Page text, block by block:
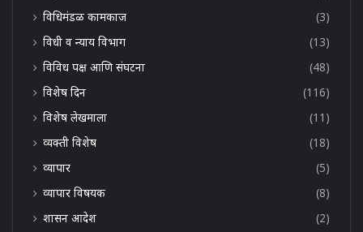
विधिमंडळ कामकाज
(3)
विधी व न्याय विभाग
(13)
विविध पक्ष आणि संघटना
(48)
विशेष दिन
(116)
विशेष लेखमाला
(11)
व्यक्ती विशेष
(18)
व्यापार
(5)
व्यापार विषयक
(8)
शासन आदेश
(2)